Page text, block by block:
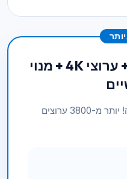
📦 סטרימר TANIX + ערוצי 4K + מנוי
מקסימום בידור באיכות אולטרה! יותר מ-3800 ערוצים